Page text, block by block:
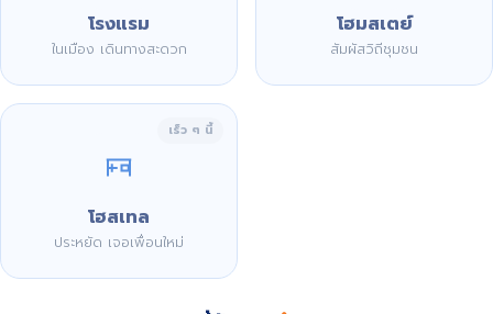
โรงแรม
ในเมือง เดินทางสะดวก
โฮมสเตย์
สัมผัสวิถีชุมชน
เร็ว ๆ นี้
โฮสเทล
ประหยัด เจอเพื่อนใหม่